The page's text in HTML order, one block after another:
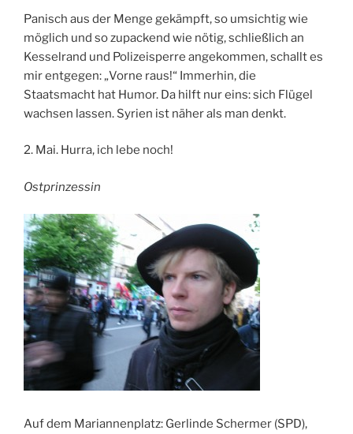
Panisch aus der Menge gekämpft, so umsichtig wie
möglich und so zupackend wie nötig, schließlich an
Kesselrand und Polizeisperre angekommen, schallt es
mir entgegen: „Vorne raus!“ Immerhin, die
Staatsmacht hat Humor. Da hilft nur eins: sich Flügel
wachsen lassen. Syrien ist näher als man denkt.
2. Mai. Hurra, ich lebe noch!
Ostprinzessin
Auf dem Mariannenplatz: Gerlinde Schermer (SPD),